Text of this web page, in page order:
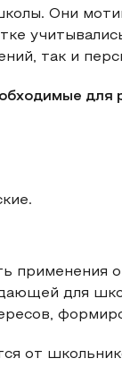
Они
так и
для
для
от